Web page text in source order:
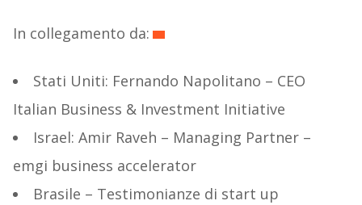
In collegamento da:
Stati Uniti: Fernando Napolitano – CEO
Italian Business & Investment Initiative
Israel: Amir Raveh – Managing Partner –
emgi business accelerator
Brasile – Testimonianze di start up